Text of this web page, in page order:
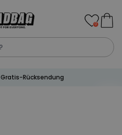
0
Gratis-Rücksendung